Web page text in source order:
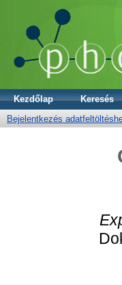
Kezdőlap Keresés
Bejelentkezés